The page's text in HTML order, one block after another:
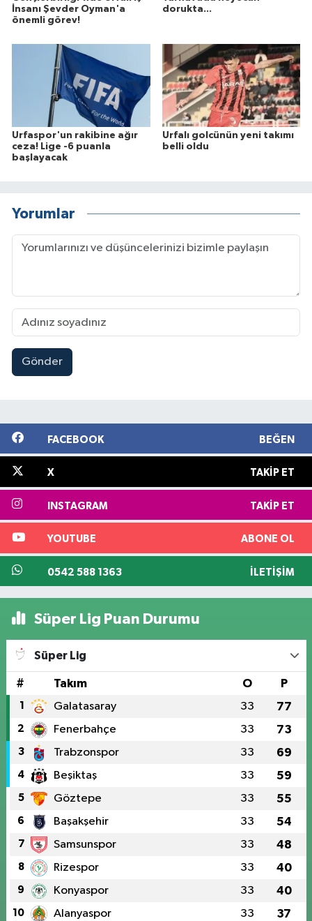
İnsanı Şevder Oyman'a
önemli görev!
dorukta...
Urfaspor'un rakibine ağır
ceza! Lige -6 puanla
başlayacak
Urfalı golcünün yeni takımı
belli oldu
Yorumlar
Gönder
FACEBOOK BEĞEN
X TAKIP ET
INSTAGRAM TAKIP ET
YOUTUBE ABONE OL
0542 588 1363 İLETIŞIM
Süper Lig Puan Durumu
Süper Lig
# Takım O P
1 Galatasaray 33 77
2 Fenerbahçe 33 73
3 Trabzonspor 33 69
4 Beşiktaş 33 59
5 Göztepe 33 55
6 Başakşehir 33 54
7 Samsunspor 33 48
8 Rizespor 33 40
9 Konyaspor 33 40
10 Alanyaspor 33 37